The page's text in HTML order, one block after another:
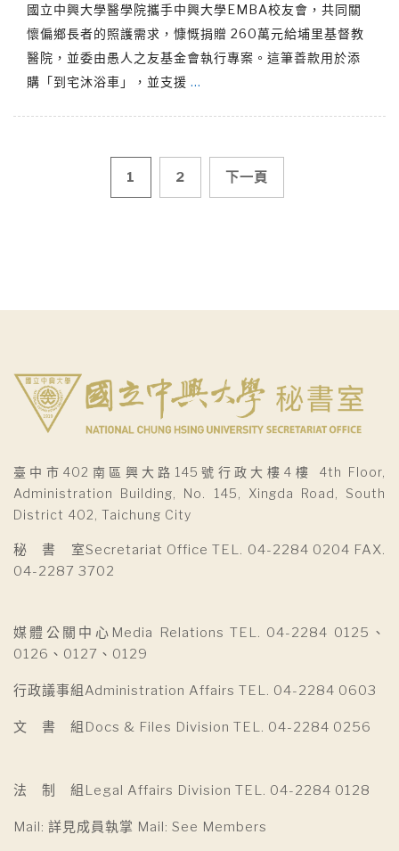
國立中興大學醫學院攜手中興大學EMBA校友會，共同關
懷偏鄉長者的照護需求，慷慨捐贈 260萬元給埔里基督教
醫院，並委由愚人之友基金會執行專案。這筆善款用於添
購「到宅沐浴車」，並支援 …
覽
1 2 下一頁
臺中市402南區興大路145號行政大樓4樓 4th Floor,
Administration Building, No. 145, Xingda Road, South
District 402, Taichung City
秘 書 室Secretariat Office TEL. 04-2284 0204 FAX.
04-2287 3702
媒體公關中心Media Relations TEL. 04-2284 0125、
0126、0127、0129
行政議事組Administration Affairs TEL. 04-2284 0603
文 書 組Docs & Files Division TEL. 04-2284 0256
法 制 組Legal Affairs Division TEL. 04-2284 0128
Mail: 詳見成員執掌 Mail: See Members